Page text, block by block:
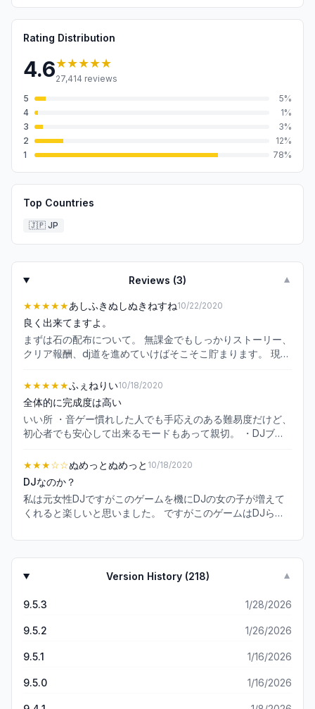
Rating Distribution
4.6★★★★★
27,414 reviews
5
5%
4
1%
3
3%
2
12%
1
78%
Top Countries
🇯🇵 JP
Reviews (3) ▼
★★★★★あしふきぬしぬきねすね10/22/2020
良く出来てますよ。
まずは石の配布について。 無課金でもしっかりストーリー、
クリア報酬、dj道を進めていけばそこそこ貯まります。 現在
貰える事を加味すれば決して少なくないと思います。 無課金
ならば無闇にガチャを回すのでは無く、確率アップや推しの
イベントまで待つ方が賢明だと思います。 ゲーム性につい
て。 iPhoneXを使っていますが良くも悪くも従来のいわゆる
音ゲーと変わりはありません。 初期の段階でも特に目立った
来るので、お手持ちの機種に合わせてカスタマイズすれば大
体の問題は解決できます。 推奨スペックに満たない端末の上
でこういった救済措置があるにも関わらず使わないで文句を
言うのはどうかと。 スキルとレベルについて。 配布分を使
用すれば星4でも難なくあがります。 ただカンストしようと
がります。 キャラの限界突破の時と同じ素材をかなり使うの
ついて。 キャラの親密度を上げると報酬が貰えます。 素材
について。 リセマラ含め20回程した感想は体感他の音ゲー
です。 全然出ないという方はガチャの提供割合を今一度確認
したほうがいいと思います。 ただ星3は結構出やすいと思い
ます。 他にも無料で10連チケットと星4確定チケットが貰え
るので特に不満はないです。 悪い点。 結構な確率で落ちま
★★★★★ふぇねりい10/18/2020
全体的に完成度は高い
いい所 ・音ゲー慣れした人でも手応えのある難易度だけど、
初心者でも安心して出来るモードもあって親切。 ・DJブー
はないけど、オートマッチングのマルチ で同じ曲を最大4人
で演奏することが出来る。 ・懐かしいゲームの楽曲もあった
り、一昔前の人気曲のカバーがあったりと色んな世代が楽し
める。 悪いところ ・ユーザーインターフェースが分かりに
くい。 ・チュートリアルの内容が薄くて説明されない部分が
フレンドと一緒に出来るといいかなと思いますがまだ正式サ
ービスも始まってないので、期待して待ってみようと思いま
どんカバー曲やゲームの曲が増えるみたいなのでワクワクし
★★★☆☆ぬめっとぬめっと 10/18/2020
DJなのか？
私は元女性DJですがこのゲームを機にDJの女の子が増えて
くれると楽しいと思いました。 ですがこのゲームはDJらし
るのであれば選曲の楽しさ、ジャンルの豊富さ、機材の使い
キャラを大人にして本当の「クラブの高揚感」が伝わるよう
な世界観にもして欲しかったです。 初期のビートマニアのよ
す。
Version History (218) ▼
9.5.3 1/28/2026
9.5.2 1/26/2026
9.5.1 1/16/2026
9.5.0 1/16/2026